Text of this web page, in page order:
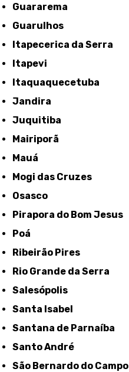
Guararema
Guarulhos
Itapecerica da Serra
Itapevi
Itaquaquecetuba
Jandira
Juquitiba
Mairiporã
Mauá
Mogi das Cruzes
Osasco
Pirapora do Bom Jesus
Poá
Ribeirão Pires
Rio Grande da Serra
Salesópolis
Santa Isabel
Santana de Parnaíba
Santo André
São Bernardo do Campo